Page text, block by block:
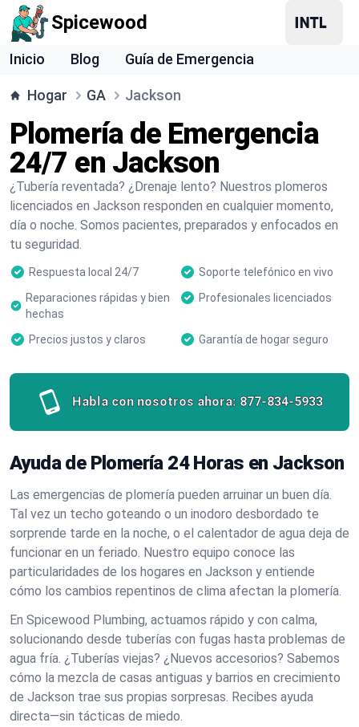
Spicewood
Inicio Blog Guía de Emergencia
Hogar GA Jackson
Plomería de Emergencia
24/7 en Jackson
¿Tubería reventada? ¿Drenaje lento? Nuestros plomeros
licenciados en Jackson responden en cualquier momento,
día o noche. Somos pacientes, preparados y enfocados en
tu seguridad.
Respuesta local 24/7
Soporte telefónico en vivo
Reparaciones rápidas y bien
hechas
Profesionales licenciados
Precios justos y claros Garantía de hogar seguro
Habla con nosotros ahora: 877-834-5933
Ayuda de Plomería 24 Horas en Jackson
Las emergencias de plomería pueden arruinar un buen día.
Tal vez un techo goteando o un inodoro desbordado te
sorprende tarde en la noche, o el calentador de agua deja de
funcionar en un feriado. Nuestro equipo conoce las
particularidades de los hogares en Jackson y entiende
cómo los cambios repentinos de clima afectan la plomería.
En Spicewood Plumbing, actuamos rápido y con calma,
solucionando desde tuberías con fugas hasta problemas de
agua fría. ¿Tuberías viejas? ¿Nuevos accesorios? Sabemos
cómo la mezcla de casas antiguas y barrios en crecimiento
de Jackson trae sus propias sorpresas. Recibes ayuda
directa—sin tácticas de miedo.